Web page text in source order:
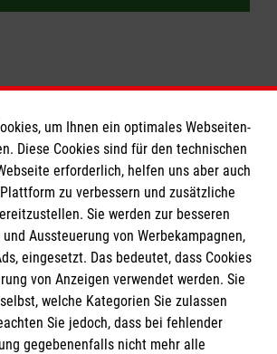
& Aktiv werden
um Ihnen ein optimales Webseiten-
Diese Cookies sind für den technischen
erforderlich, helfen uns aber auch
zu verbessern und zusätzliche
Sie werden zur besseren
Aussteuerung von Werbekampagnen,
eingesetzt. Das bedeutet, dass Cookies
von Anzeigen verwendet werden. Sie
welche Kategorien Sie zulassen
Sie jedoch, dass bei fehlender
gegebenenfalls nicht mehr alle